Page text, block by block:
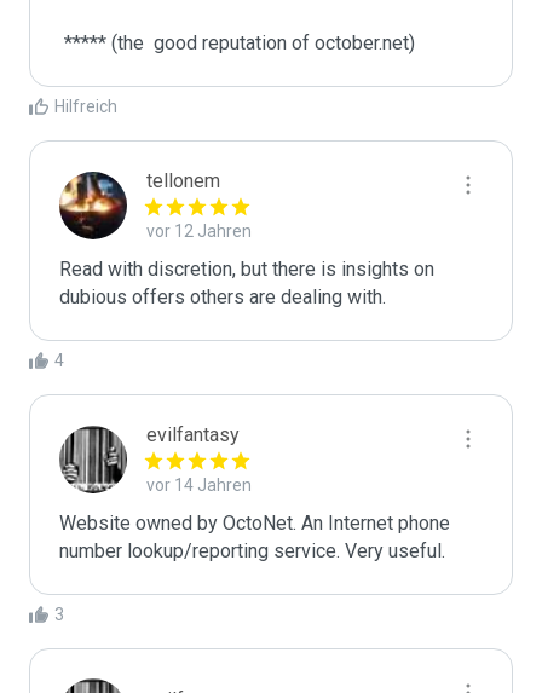
***** (the  good reputation of october.net)
Hilfreich
tellonem
vor 12 Jahren
Read with discretion, but there is insights on
dubious offers others are dealing with.
4
evilfantasy
vor 14 Jahren
Website owned by OctoNet. An Internet phone
number lookup/reporting service. Very useful.
3